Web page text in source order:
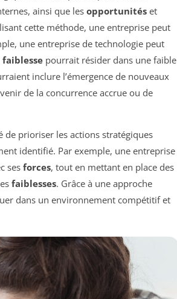
ainsi que les opportunités et
cette méthode, une entreprise peut
une entreprise de technologie peut
faiblesse pourrait résider dans une faible
inclure l’émergence de nouveaux
de la concurrence accrue ou de
de prioriser les actions stratégiques
identifié. Par exemple, une entreprise
sesforces, tout en mettant en place des
faiblesses. Grâce à une approche
dans un environnement compétitif et